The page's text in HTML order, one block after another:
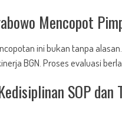
Mencopot
ini bukan tanpa
BGN. Proses evaluasi
SOP dan